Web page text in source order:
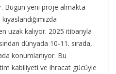
Bugün yeni proje almakta
uzak kalıyor. 2025 itibarıyla
dünyada 10-11. sırada,
konumlanıyor. Bu
kabiliyeti ve ihracat gücüyle